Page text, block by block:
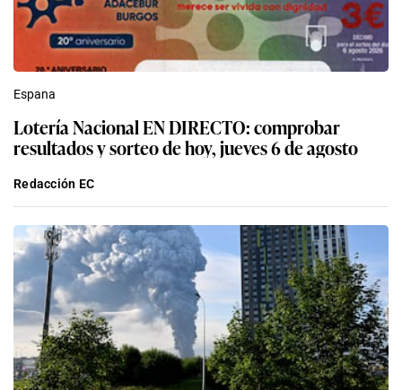
Espana
Lotería Nacional EN DIRECTO: comprobar
resultados y sorteo de hoy, jueves 6 de agosto
Redacción EC